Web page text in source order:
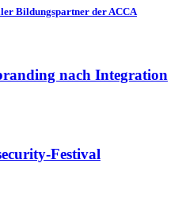
Bildungspartner der ACCA
nach Integration
Festival